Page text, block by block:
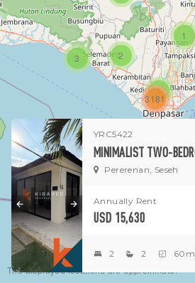
1
1
3 2
3181
The displayed locations are approximate.
YRC5422
Pererenan, Seseh
Annually Rent
USD 15,630
2 2 60m